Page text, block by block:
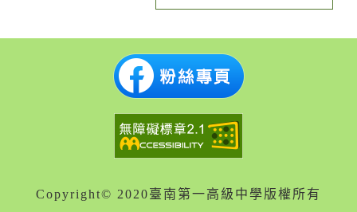
Copyright© 2020臺南第一高級中學版權所有